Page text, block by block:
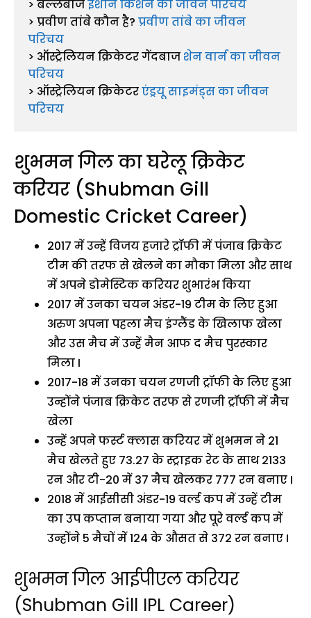
> बल्लेबाज ईशान किशन का जीवन परिचय
> प्रवीण तांबे कौन है? प्रवीण तांबे का जीवन
परिचय
> ऑस्ट्रेलियन क्रिकेटर गेंदबाज शेन वार्न का जीवन
परिचय
> ऑस्ट्रेलियन क्रिकेटर एंड्रयू साइमंड्स का जीवन
परिचय
शुभमन गिल का घरेलू क्रिकेट
करियर (Shubman Gill
Domestic Cricket Career)
2017 में उन्हें विजय हजारे ट्रॉफी में पंजाब क्रिकेट
टीम की तरफ से खेलने का मौका मिला और साथ
में अपने डोमेस्टिक करियर शुभारंभ किया
2017 में उनका चयन अंडर-19 टीम के लिए हुआ
अरुण अपना पहला मैच इंग्लैंड के खिलाफ खेला
और उस मैच में उन्हें मैन आफ द मैच पुरस्कार
मिला I
2017-18 में उनका चयन रणजी ट्रॉफी के लिए हुआ
उन्होंने पंजाब क्रिकेट तरफ से रणजी ट्रॉफी में मैच
खेला
उन्हें अपने फर्स्ट क्लास करियर में शुभमन ने 21
मैच खेलते हुए 73.27 के स्ट्राइक रेट के साथ 2133
रन और टी-20 में 37 मैच खेलकर 777 रन बनाए I
2018 में आईसीसी अंडर-19 वर्ल्ड कप में उन्हें टीम
का उप कप्तान बनाया गया और पूरे वर्ल्ड कप में
उन्होंने 5 मैचों में 124 के औसत से 372 रन बनाए I
शुभमन गिल आईपीएल करियर
(Shubman Gill IPL Career)